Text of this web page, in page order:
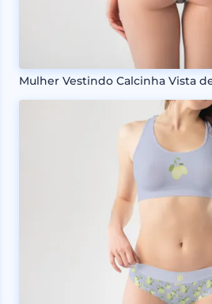
Mulher Vestindo Calcinha Vista